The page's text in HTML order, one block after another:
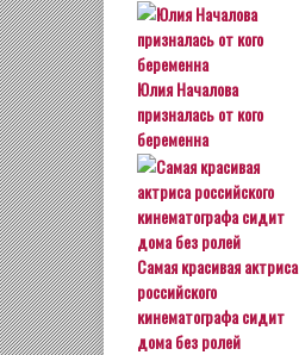
Юлия Началова
призналась от кого
беременна
Самая красивая актриса
российского
кинематографа сидит
дома без ролей